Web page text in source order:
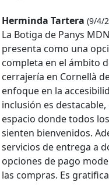
Herminda Tartera (9/4/
La Botiga de Panys
presenta como una
completa en el ámbito
cerrajería en Cornellà
enfoque en la
inclusión es
espacio donde todos
sienten bienvenidos.
servicios de entrega a
opciones de pago
las compras. Es